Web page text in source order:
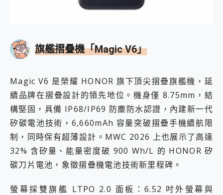
旗艦摺疊機「Magic V6」
Magic V6 是榮耀 HONOR 旗下頂尖摺疊旗艦機，延
續品牌在摺疊設計的領先地位。機身僅 8.75mm，結
構堅固，具備 IP68/IP69 防塵防水認證，內建新一代
矽碳電池技術，6,660mAh 容量突破摺疊手機續航限
制，同時保有超薄設計。MWC 2026 上也展示了高達
32% 含矽量、能量密度破 900 Wh/L 的 HONOR 矽
碳刀片電池，象徵摺疊機電池技術新里程碑。
螢幕採雙旗艦 LTPO 2.0 面板：6.52 吋外螢幕與